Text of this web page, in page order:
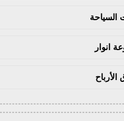
السياحة
انوار
الأرباح